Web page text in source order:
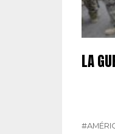
LA